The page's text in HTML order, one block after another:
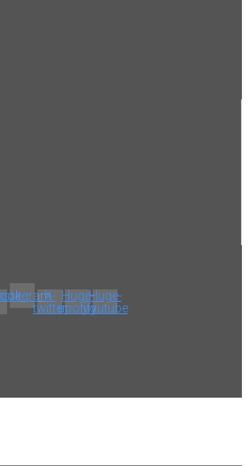
X-
twitter
Huge-
spotify
Huge-
youtube